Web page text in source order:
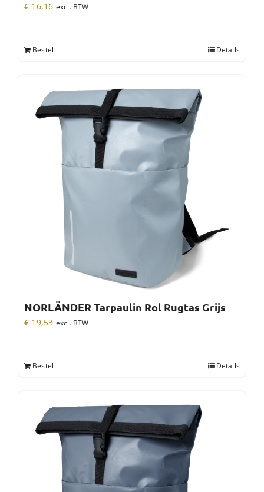
€ 16,16 excl. BTW
Bestel Details
NORLÄNDER Tarpaulin Rol Rugtas Grijs
€ 19,53 excl. BTW
Bestel Details